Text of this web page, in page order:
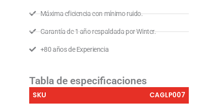
Máxima eficiencia con mínimo ruido.
Garantía de 1 año respaldada por Winter.
+80 años de Experiencia
Tabla de especificaciones
SKU
CAGLP007